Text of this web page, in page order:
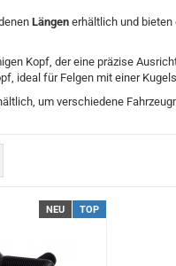
Längenerhältlich und bieten
Kopf, der eine präzise
ideal für Felgen mit einer
um verschiedene
NEU TOP